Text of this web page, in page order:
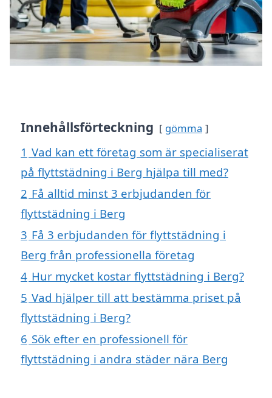
Innehållsförteckning gömma
1 Vad kan ett företag som är specialiserat
på flyttstädning i Berg hjälpa till med?
2 Få alltid minst 3 erbjudanden för
flyttstädning i Berg
3 Få 3 erbjudanden för flyttstädning i
Berg från professionella företag
4 Hur mycket kostar flyttstädning i Berg?
5 Vad hjälper till att bestämma priset på
flyttstädning i Berg?
6 Sök efter en professionell för
flyttstädning i andra städer nära Berg